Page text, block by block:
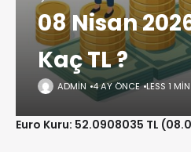
08 Nisan
Kaç TL ?
ADMIN 4 AY ÖNCE LESS 1 MIN
Euro Kuru: 52.0908035 TL